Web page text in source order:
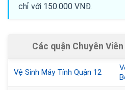
chỉ với 150.000 VNĐ.
Các quận Chuyên
Vệ Sinh Máy Tính Quận 12